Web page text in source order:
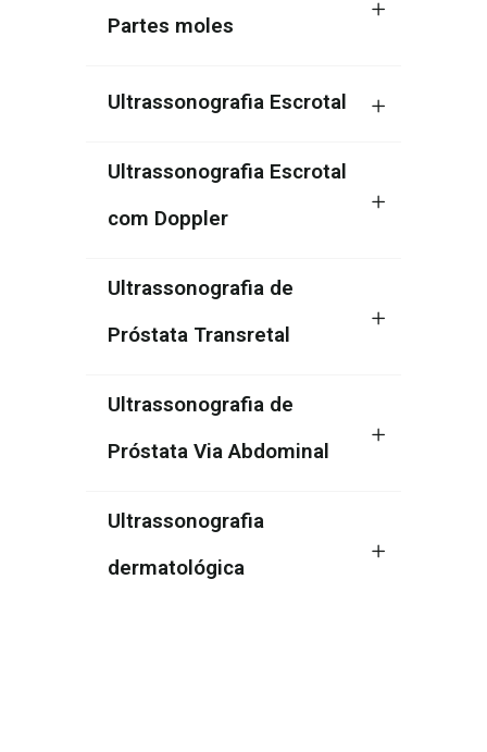
Partes moles
Ultrassonografia Escrotal
Ultrassonografia Escrotal
com Doppler
Ultrassonografia de
Próstata Transretal
Ultrassonografia de
Próstata Via Abdominal
Ultrassonografia
dermatológica